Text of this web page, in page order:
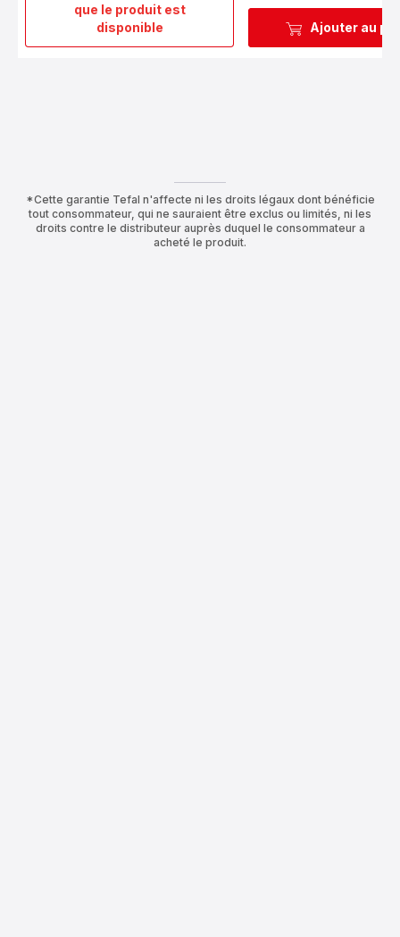
que le produit est
disponible
Ingenio
6
Poignée
Ajouter au
*Cette garantie Tefal n'affecte ni les droits légaux dont bénéficie
tout consommateur, qui ne sauraient être exclus ou limités, ni les
droits contre le distributeur auprès duquel le consommateur a
acheté le produit.